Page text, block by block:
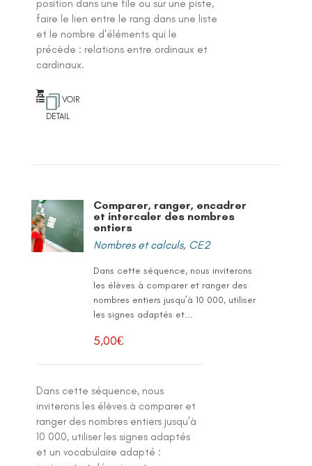
position dans une file ou sur une piste,
faire le lien entre le rang dans une liste
et le nombre d'éléments qui le
précède : relations entre ordinaux et
cardinaux.
VOIR
DETAIL
Comparer, ranger, encadrer
et intercaler des nombres
entiers
Nombres et calculs, CE2
Dans cette séquence, nous inviterons
les élèves à comparer et ranger des
nombres entiers jusqu’à 10 000, utiliser
les signes adaptés et...
5,00€
Dans cette séquence, nous
inviterons les élèves à comparer et
ranger des nombres entiers jusqu’à
10 000, utiliser les signes adaptés
et un vocabulaire adapté :